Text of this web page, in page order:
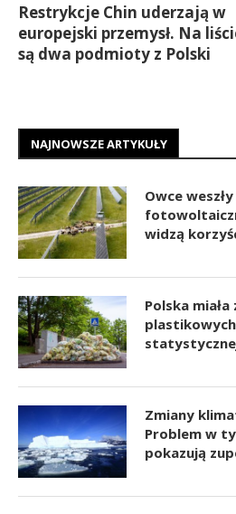
Restrykcje Chin uderzają w
europejski przemysł. Na
są dwa podmioty z Polski
NAJNOWSZE ARTYKUŁY
Owce
widzą
Polska
Zmiany
Problem w
pokazują